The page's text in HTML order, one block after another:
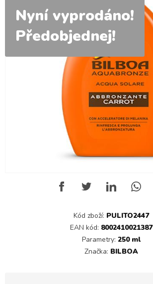
Nyní vyprodáno!
Předobjednej!
Kód zboží: PULITO2447
EAN kód: 8002410021387
Parametry: 250 ml
Značka: BILBOA